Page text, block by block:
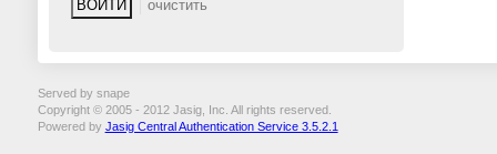
Served by snape
Copyright © 2005 - 2012 Jasig, Inc. All rights reserved.
Powered by Jasig Central Authentication Service 3.5.2.1